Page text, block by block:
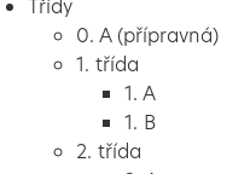
Třídy
0. A (přípravná)
1. třída
1. A
1. B
2. třída